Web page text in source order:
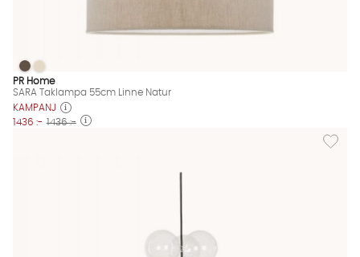
SARA Taklampa 55cm Linne Natur Finns även i dessa färger:
SARA Taklampa 55cm Linne Natur
SARA Taklampa 55cm Linne Natur
PR Home
SARA Taklampa 55cm Linne Natur
KAMPANJ
1436 :- 1436 :-
Lägg